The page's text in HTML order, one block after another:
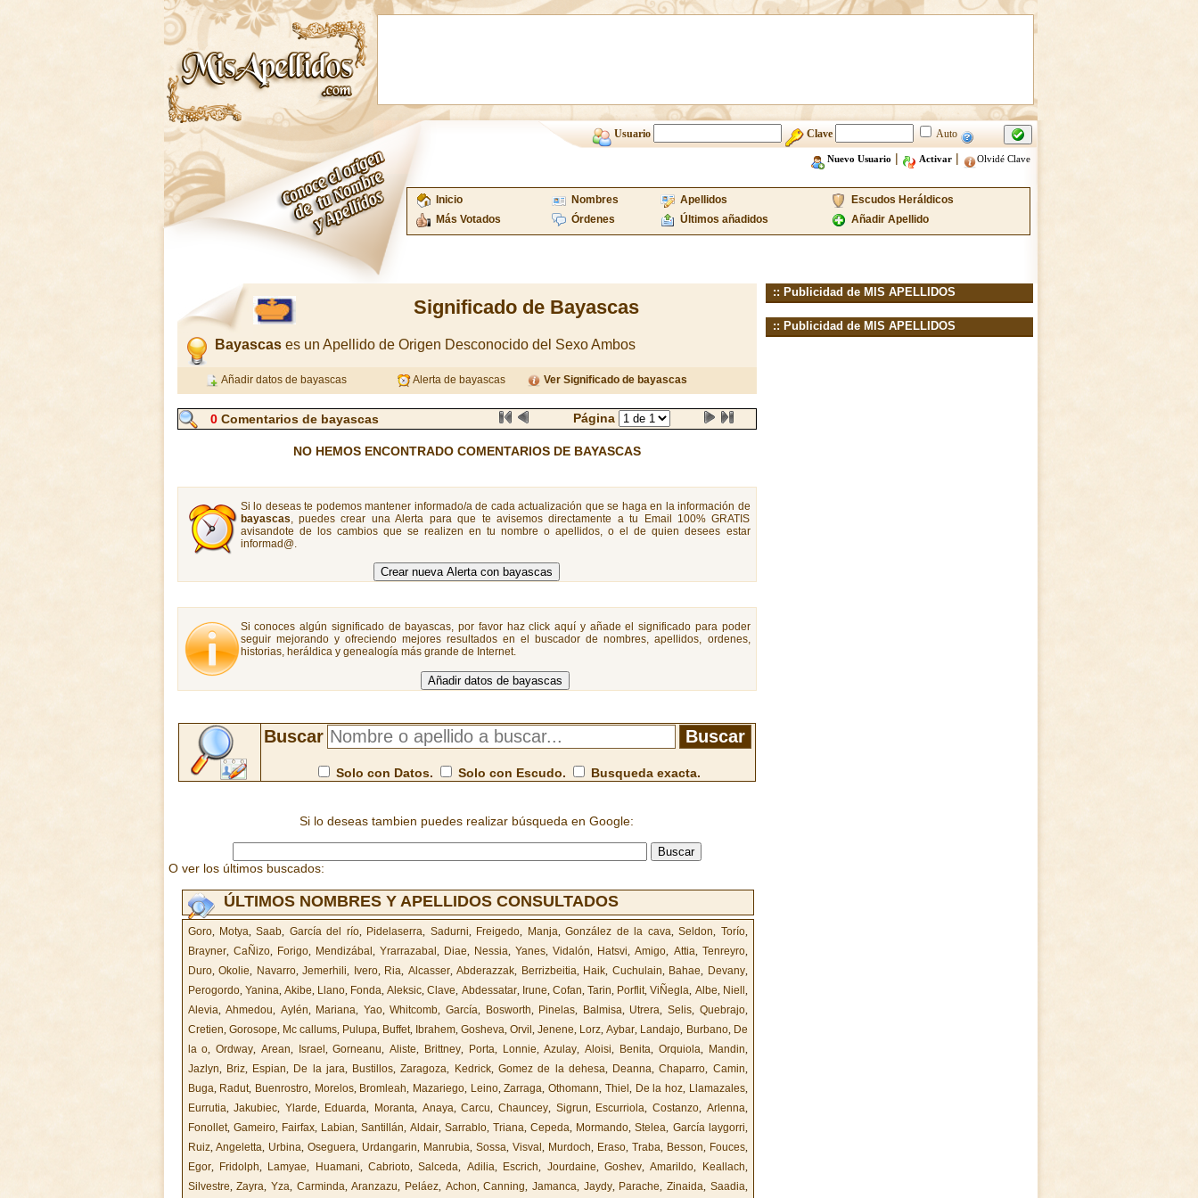
Usuario Clave Auto
Nuevo Usuario | Activar| Olvidé Clave
Inicio Nombres Apellidos
Escudos Heráldicos
Más Votados
Órdenes Últimos añadidos Añadir Apellido
Significado de Bayascas
Bayascas es un Apellido de Origen Desconocido del Sexo Ambos
Añadir datos de bayascas Alerta de bayascas Ver Significado de bayascas
0Comentarios de bayascas Página
NO HEMOS ENCONTRADO COMENTARIOS DE BAYASCAS
Si lo deseas te podemos mantener informado/a de cada actualización que se haga en la información de
bayascas, puedes crear una Alerta para que te avisemos directamente a tu Email 100% GRATIS
avisandote de los cambios que se realizen en tu nombre o apellidos, o el de quien desees estar
informad@.
Si conoces algún significado de bayascas, por favor haz click aquí y añade el significado para poder
seguir mejorando y ofreciendo mejores resultados en el buscador de nombres, apellidos, ordenes,
historias, heráldica y genealogía más grande de Internet.
Buscar
Solo con Datos. Solo con Escudo. Busqueda exacta.
Si lo deseas tambien puedes realizar búsqueda en Google:
O ver los últimos buscados:
ÚLTIMOS NOMBRES Y APELLIDOS CONSULTADOS
Goro, Motya,Saab, García del río, Pidelaserra, Sadurni, Freigedo, Manja,González de la cava,Seldon, Torío,
Brayner, CaÑizo, Forigo, Mendizábal , Yrarrazabal , Diae, Nessia,Yanes,Vidalón, Hatsvi,Amigo, Attia, Tenreyro,
Duro, Okolie, Navarro, Jemerhili, Ivero, Ria, Alcasser, Abderazzak, Berrizbeitia, Haik, Cuchulain, Bahae, Devany,
Perogordo, Yanina, Akibe, Llano, Fonda,Aleksic,Clave, Abdessatar, Irune, Cofan,Tarin, Porflit,ViÑegla, Albe, Niell ,
Alevia,Ahmedou, Aylén, Mariana, Yao,Whitcomb,García, Bosworth, Pinelas, Balmisa, Utrera,Selis, Quebrajo,
Cretien, Gorosope, Mc callums, Pulupa, Buffet, Ibrahem,Gosheva,Orvil,Jenene, Lorz,Aybar, Landajo, Burbano, De
la o,Ordway, Arean, Israel ,Gorneanu,Aliste, Brittney, Porta, Lonnie,Azulay,Aloisi, Benita, Orquiola, Mandin,
Jazlyn, Briz, Espian, De la jara, Bustillos,Zaragoza, Kedrick,Gomez de la dehesa, Deanna,Chaparro, Camin,
Buga, Radut, Buenrostro, Morelos, Bromleah, Mazariego, Leino,Zarraga,Othomann, Thiel , De la hoz, Llamazales,
Eurrutia,Jakubiec, Ylarde, Eduarda, Moranta, Anaya,Carcu, Chauncey, Sigrun, Escurriola, Costanzo, Arlenna,
Fonollet, Gameiro, Fairfax, Labian, Santillán, Aldair,Sarrablo,Triana,Cepeda, Mormando,Stelea, García laygorri,
Ruiz,Angeletta, Urbina,Oseguera, Urdangarin, Manrubia,Sossa, Visval , Murdoch, Eraso, Traba, Besson, Fouces,
Egor, Fridolph, Lamyae, Huamani, Cabrioto,Salceda, Adilia, Escrich, Jourdaine, Goshev,Amarildo, Keallach,
Silvestre,Zayra, Yza, Carminda,Aranzazu, Peláez, Achon,Canning, Jamanca, Jaydy, Parache, Zinaida, Saadia,
:: Publicidad de MIS APELLIDOS
:: Publicidad de MIS APELLIDOS